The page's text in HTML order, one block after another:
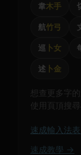
韋木手
航竹弓
巡 卜女
述 卜金
想查更多字
使用頁頂搜尋
速成輸入法
速成教學 →